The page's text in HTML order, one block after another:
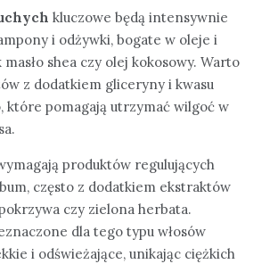
kluczowe będą intensywnie
i odżywki, bogate w oleje i
masło shea czy olej kokosowy. Warto
z dodatkiem gliceryny i kwasu
które pomagają utrzymać wilgoć w
produktów regulujących
często z dodatkiem ekstraktów
czy zielona herbata.
dla tego typu włosów
i odświeżające, unikając ciężkich